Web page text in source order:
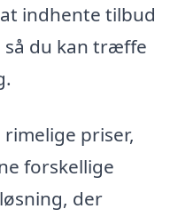
indhente tilbud
så du kan træffe
priser,
forskellige
der